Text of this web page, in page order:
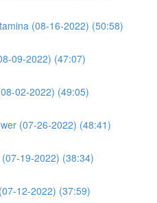
(08-16-2022) (50:58)
09-2022) (47:07)
02-2022) (49:05)
(07-26-2022) (48:41)
19-2022) (38:34)
12-2022) (37:59)